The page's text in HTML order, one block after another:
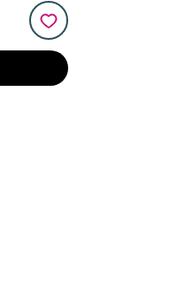
sur
fluide
précis,